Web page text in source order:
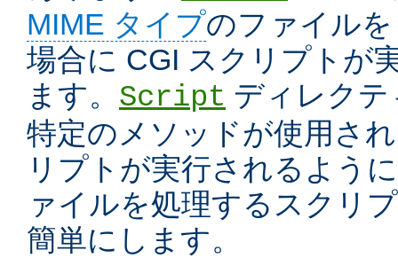
MIME タイプのファイル
場合に CGI スクリプトが
ます。 Script ディレク
特定のメソッドが使用さ
リプトが実行されるよう
ァイルを処理するスクリ
簡単にします。